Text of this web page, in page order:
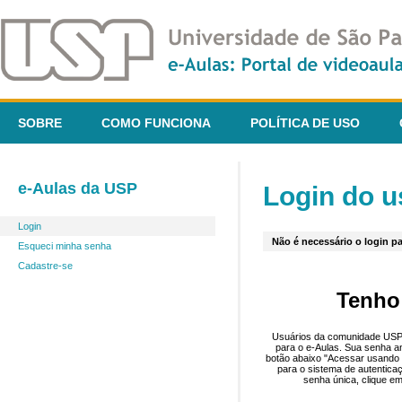
SOBRE COMO FUNCIONA POLÍTICA DE USO
e-Aulas da USP
Login
Esqueci minha senha
Cadastre-se
Login do
Não é necessário o login
Usuários da comunidade
para o e-Aulas. Sua senha
botão abaixo "Acessar
para o sistema de
senha única, clique